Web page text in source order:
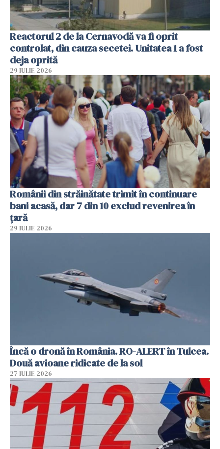
Reactorul 2 de la Cernavodă va fi oprit
controlat, din cauza secetei. Unitatea 1 a fost
deja oprită
29 IULIE 2026
Românii din străinătate trimit în continuare
bani acasă, dar 7 din 10 exclud revenirea în
țară
29 IULIE 2026
Încă o dronă în România. RO-ALERT în Tulcea.
Două avioane ridicate de la sol
27 IULIE 2026